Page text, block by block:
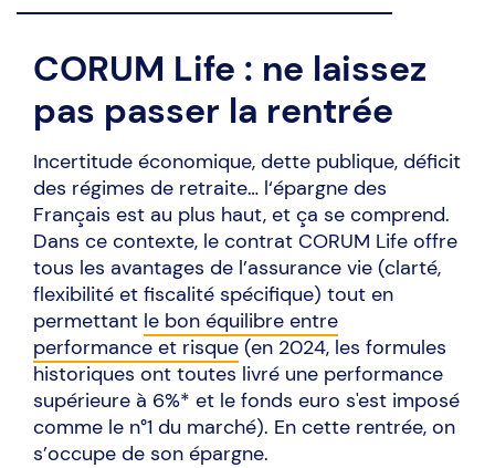
CORUM Life : ne laissez
pas passer la rentrée
Incertitude économique, dette publique, déficit
des régimes de retraite… l‘épargne des
Français est au plus haut, et ça se comprend.
Dans ce contexte, le contrat CORUM Life offre
tous les avantages de l’assurance vie (clarté,
flexibilité et fiscalité spécifique) tout en
permettant le bon équilibre entre
performance et risque (en 2024, les formules
historiques ont toutes livré une performance
supérieure à 6%* et le fonds euro s'est imposé
comme le n°1 du marché). En cette rentrée, on
s’occupe de son épargne.